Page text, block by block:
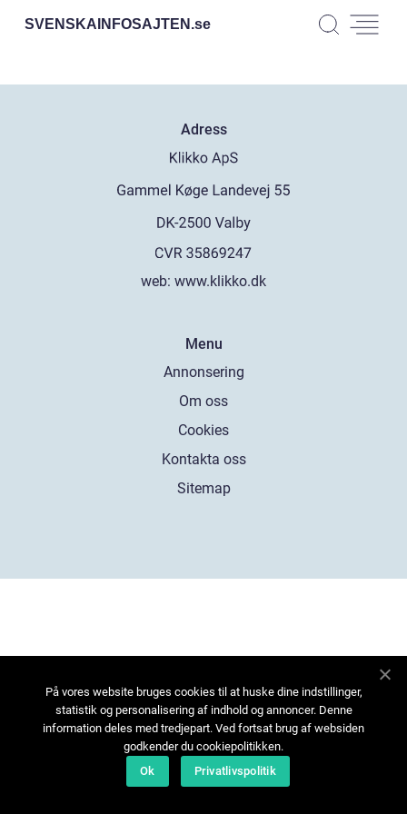
SVENSKAINFOSAJTEN.se
Adress
web: www.klikko.dk
Menu
Annonsering
Om oss
Cookies
Kontakta oss
Sitemap
På vores website bruges cookies til at huske dine indstillinger,
statistik og personalisering af indhold og annoncer. Denne
information deles med tredjepart. Ved fortsat brug af websiden
godkender du cookiepolitikken.
Ok
Privatlivspolitik